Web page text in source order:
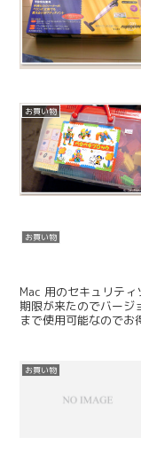
お買い物
お買い物
Mac 用のセキュリテ
期限が来たのでバー
まで使用可能なのでお
お買い物